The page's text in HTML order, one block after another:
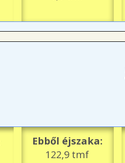
Ebből éjszaka:
122,9 tmf